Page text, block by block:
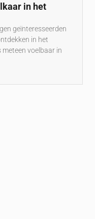
in het
geïnteresseerden
in het
voelbaar in